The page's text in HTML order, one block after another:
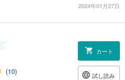
2024年01月27日
(10)
カート
試し読み